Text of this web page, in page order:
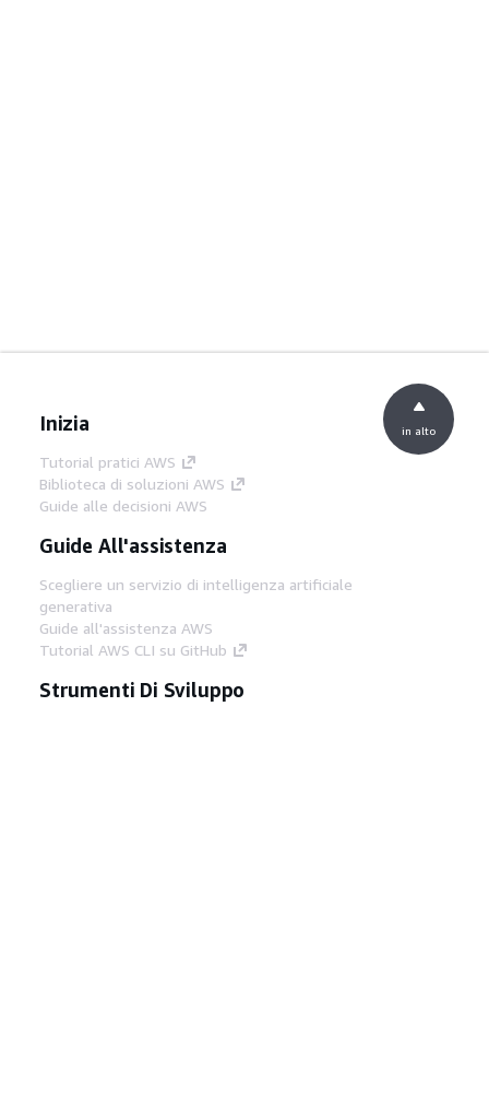
Inizia
Tutorial pratici AWS
Biblioteca di soluzioni AWS
Guide alle decisioni AWS
Guide All'assistenza
Scegliere un servizio di intelligenza artificiale
generativa
Guide all'assistenza AWS
Tutorial AWS CLI su GitHub
Strumenti Di Sviluppo
in alto